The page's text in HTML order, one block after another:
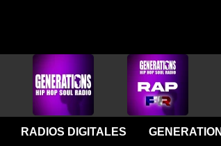
RADIOS DIGITALES